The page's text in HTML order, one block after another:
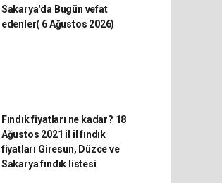
Sakarya'da Bugün vefat
edenler( 6 Ağustos 2026)
Fındık fiyatları ne kadar? 18
Ağustos 2021 il il fındık
fiyatları Giresun, Düzce ve
Sakarya fındık listesi